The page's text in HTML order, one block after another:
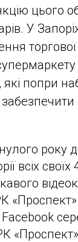
цього
У
торгової
попри
року
всіх